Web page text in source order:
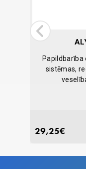
GROZĀ
Papildbarība
sistēmas,
29,25€